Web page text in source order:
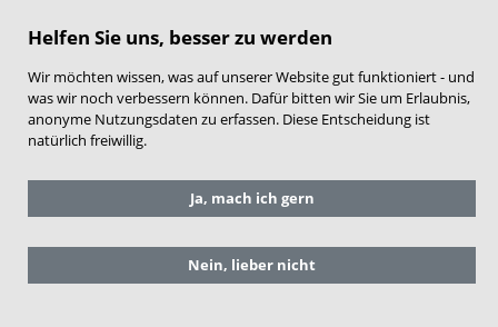
Helfen Sie uns, besser zu werden
Wir möchten wissen, was auf unserer Website gut funktioniert - und
was wir noch verbessern können. Dafür bitten wir Sie um Erlaubnis,
anonyme Nutzungsdaten zu erfassen. Diese Entscheidung ist
natürlich freiwillig.
Ja, mach ich gern
Nein, lieber nicht
Sie befinden sich hier:
Grundlagen und Fachthemen